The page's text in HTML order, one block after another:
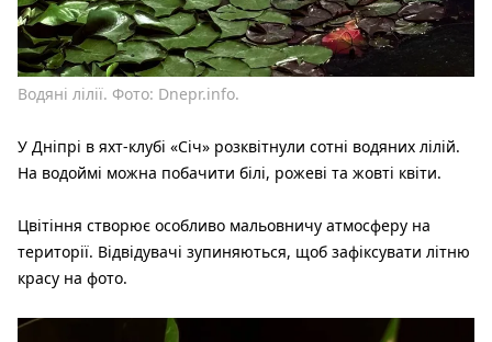
Водяні лілії. Фото: Dnepr.info.
У Дніпрі в яхт-клубі «Січ» розквітнули сотні водяних лілій.
На водоймі можна побачити білі, рожеві та жовті квіти.
Цвітіння створює особливо мальовничу атмосферу на
території. Відвідувачі зупиняються, щоб зафіксувати літню
красу на фото.